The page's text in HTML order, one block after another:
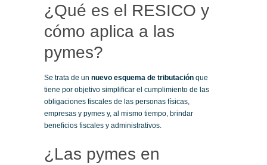
¿Qué es el RESICO y
cómo aplica a las
pymes?
Se trata de un nuevo esquema de tributación que
tiene por objetivo simplificar el cumplimiento de las
obligaciones fiscales de las personas físicas,
empresas y pymes y, al mismo tiempo, brindar
beneficios fiscales y administrativos.
¿Las pymes en